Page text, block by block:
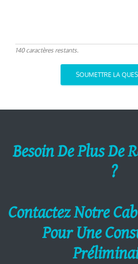
140 caractères restants.
SOUMETTRE LA
Besoin De Plus De
?
Contactez Notre
Pour Une